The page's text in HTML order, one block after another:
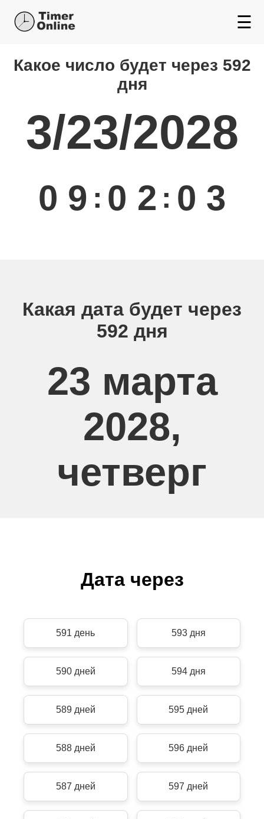
☰
Какой день будет через
Какое число будет через 592
дня
3/23/2028
0 9 : 0 2 : 0 3
Какая дата будет через
592 дня
23 марта
2028,
четверг
Дата через
591 день 593 дня
590 дней 594 дня
589 дней 595 дней
588 дней 596 дней
587 дней 597 дней